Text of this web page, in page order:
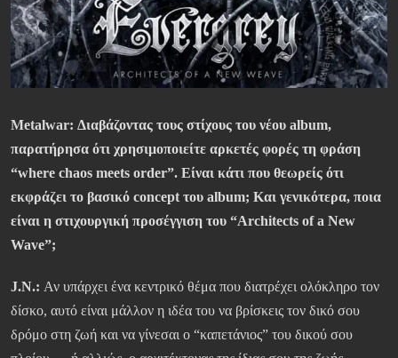
Metalwar: Διαβάζοντας τους στίχους του νέου album,
παρατήρησα ότι χρησιμοποιείτε αρκετές φορές τη φράση
“where chaos meets order”. Είναι κάτι που θεωρείς ότι
εκφράζει το βασικό concept του album; Και γενικότερα, ποια
είναι η στιχουργική προσέγγιση του “Architects of a New
Wave”;
J.N.: Αν υπάρχει ένα κεντρικό θέμα που διατρέχει ολόκληρο τον
δίσκο, αυτό είναι μάλλον η ιδέα του να βρίσκεις τον δικό σου
δρόμο στη ζωή και να γίνεσαι ο “καπετάνιος” του δικού σου